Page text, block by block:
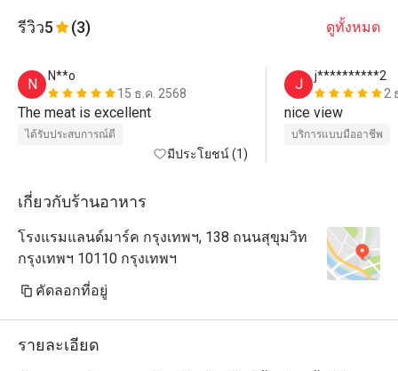
รีวิว5 (3) ดูทั้งหมด
N
N**o
15 ธ.ค. 2568
The meat is excellent
ได้รับประสบการณ์ดี
มีประโยชน์ (1)
J
j**********2
2
บริการแบบมืออาชีพ
เกี่ยวกับร้านอาหาร
โรงแรมแลนด์มาร์ค กรุงเทพฯ, 138 ถนนสุขุมวิท
กรุงเทพฯ 10110 กรุงเทพฯ
คัดลอกที่อยู่
รายละเอียด